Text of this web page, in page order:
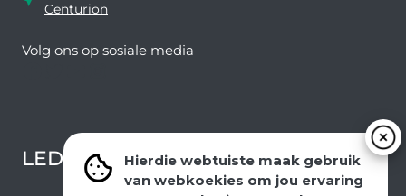
Hierdie webtuiste maak gebruik
van webkoekies om jou ervaring
Centurion
Volg ons ​​op sosiale media
LEDEVOORDELE NUUSBRIEF